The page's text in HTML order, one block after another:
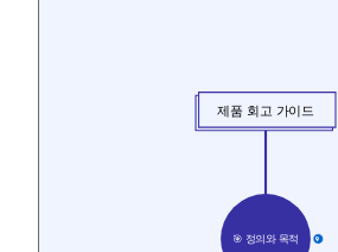
🎯 정의와 목적 9
제품 회고 가이드